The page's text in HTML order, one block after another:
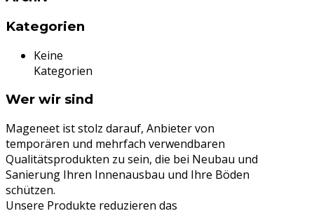
Kategorien
Keine
Kategorien
Wer wir sind
Mageneet ist stolz darauf, Anbieter von
temporären und mehrfach verwendbaren
Qualitätsprodukten zu sein, die bei Neubau und
Sanierung Ihren Innenausbau und Ihre Böden
schützen.
Unsere Produkte reduzieren das